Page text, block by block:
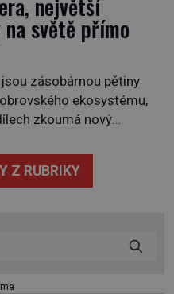
světě přímo
zásobárnou pětiny
ekosystému,
zkoumá nový
v pondělí 5.
jezero, Michiganské
Z RUBRIKY